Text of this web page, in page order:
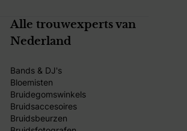
Alle trouwexperts van
Nederland
Bands & DJ's
Bloemisten
Bruidegomswinkels
Bruidsaccesoires
Bruidsbeurzen